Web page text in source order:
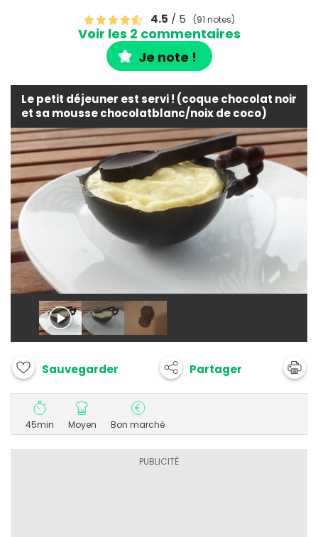
4.5 / 5 (91 notes)
Voir les 2 commentaires
Je note !
Le petit déjeuner est servi ! (coque chocolat noir
et sa mousse chocolatblanc/noix de coco)
Sauvegarder Partager
45min Moyen Bon marché